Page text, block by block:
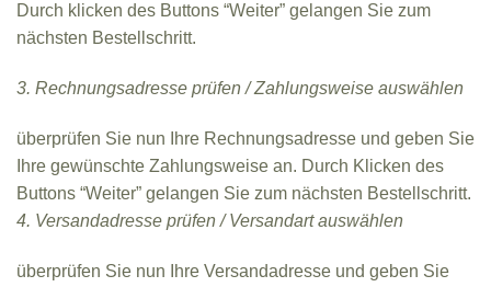
Durch klicken des Buttons “Weiter” gelangen Sie zum
nächsten Bestellschritt.
3. Rechnungsadresse prüfen / Zahlungsweise auswählen
überprüfen Sie nun Ihre Rechnungsadresse und geben Sie
Ihre gewünschte Zahlungsweise an. Durch Klicken des
Buttons “Weiter” gelangen Sie zum nächsten Bestellschritt.
4. Versandadresse prüfen / Versandart auswählen
überprüfen Sie nun Ihre Versandadresse und geben Sie